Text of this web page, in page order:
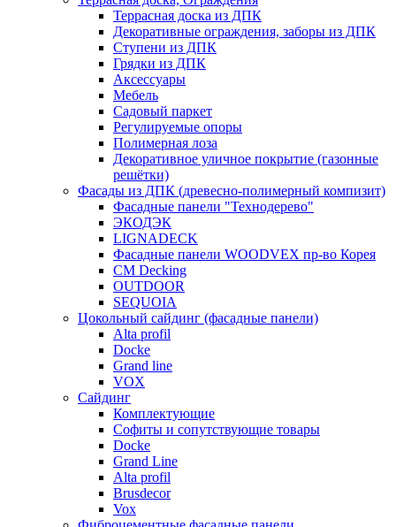
Террасная доска из ДПК
Декоративные ограждения, заборы из ДПК
Ступени из ДПК
Грядки из ДПК
Аксессуары
Мебель
Садовый паркет
Регулируемые опоры
Полимерная лоза
Декоративное уличное покрытие (газонные
решётки)
Фасады из ДПК (древесно-полимерный компизит)
Фасадные панели "Технодерево"
ЭКОДЭК
LIGNADECK
Фасадные панели WOODVEX пр-во Корея
CM Decking
OUTDOOR
SEQUOIA
Цокольный сайдинг (фасадные панели)
Alta profil
Docke
Grand line
VOX
Сайдинг
Комплектующие
Софиты и сопутствующие товары
Docke
Grand Line
Alta profil
Brusdecor
Vox